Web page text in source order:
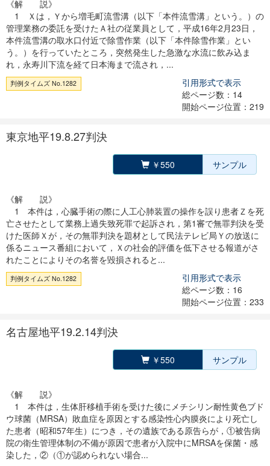
《解 説》
1 Ｘは，Ｙから増毛町流雪溝（以下「本件流雪溝」という。）の
管理業務の委託を受けたＡ社の従業員として，平成16年2月23日，
本件流雪溝の取水口付近で除雪作業（以下「本件除雪作業」とい
う。）を行っていたところ，突然発生した急激な水流に飲み込ま
れ，永寿川下流を経て日本海まで流され，...
判例タイムズ No.1282
引用形式で表示
総ページ数：14
開始ページ位置：219
東京地平19.8.27判決
￥550 サンプル
《解 説》
1 本件は，心臓手術の際に人工心肺装置の操作を誤り患者Ｚを死
亡させたとして業務上過失致死罪で起訴され，第1審で無罪判決を受
けた医師Ｘが，その無罪判決を題材として民法テレビ局Ｙの放送に
係るニュース番組において，Ｘの社会的評価を低下させる報道がさ
れたことによりその名誉を毀損されると...
判例タイムズ No.1282
引用形式で表示
総ページ数：16
開始ページ位置：233
名古屋地平19.2.14判決
￥550 サンプル
《解 説》
1 本件は，生体肝移植手術を受けた後にメチシリン耐性黄色ブド
ウ球菌（MRSA）敗血症を原因とする感染性心内膜炎により死亡し
た患者（昭和57年生）につき，その遺族である原告らが，①被告病
院の衛生管理体制の不備が原因で患者が入院中にMRSAを保菌・感
染した，②（①が認められない場合...